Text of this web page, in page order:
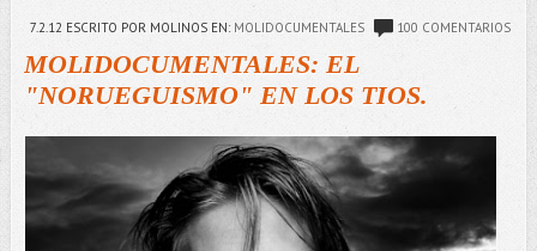
7.2.12 ESCRITO POR MOLINOS EN: MOLIDOCUMENTALES 100 COMENTARIOS
MOLIDOCUMENTALES: EL
"NORUEGUISMO" EN LOS TIOS.